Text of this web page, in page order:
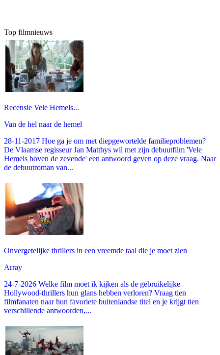
Top filmnieuws
Recensie Vele Hemels...
Van de hel naar de hemel
28-11-2017 Hoe ga je om met diepgewortelde familieproblemen?
De Vlaamse regisseur Jan Matthys wil met zijn debuutfilm 'Vele
Hemels boven de zevende' een antwoord geven op deze vraag. Naar
de debuutroman van...
Onvergetelijke thrillers in een vreemde taal die je moet zien
Array
24-7-2026 Welke film moet ik kijken als de gebruikelijke
Hollywood-thrillers hun glans hebben verloren? Vraag tien
filmfanaten naar hun favoriete buitenlandse titel en je krijgt tien
verschillende antwoorden,...